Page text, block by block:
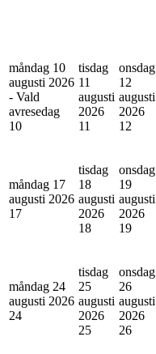
måndag 10
augusti 2026
- Vald
avresedag
10
tisdag
11
augusti
2026
11
onsdag
12
augusti
2026
12
måndag 17
augusti 2026
17
tisdag
18
augusti
2026
18
onsdag
19
augusti
2026
19
måndag 24
augusti 2026
24
tisdag
25
augusti
2026
25
onsdag
26
augusti
2026
26